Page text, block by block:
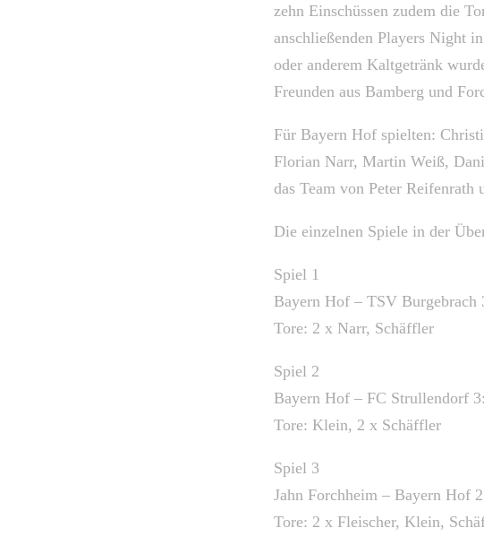
zehn Einschüssen zudem die
anschließenden Players Night
oder anderem Kaltgetränk
Freunden aus Bamberg und
Für Bayern Hof spielten:
Florian Narr, Martin Weiß,
das Team von Peter Reifenrath
Die einzelnen Spiele in der
Spiel 1
Bayern Hof – TSV Burgebrach
Tore: 2 x Narr, Schäffler
Spiel 2
Bayern Hof – FC Strullendorf
Tore: Klein, 2 x Schäffler
Spiel 3
Jahn Forchheim – Bayern Hof
Tore: 2 x Fleischer, Klein,